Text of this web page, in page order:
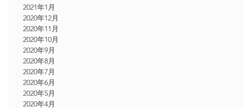
2021年1月
2020年12月
2020年11月
2020年10月
2020年9月
2020年8月
2020年7月
2020年6月
2020年5月
2020年4月